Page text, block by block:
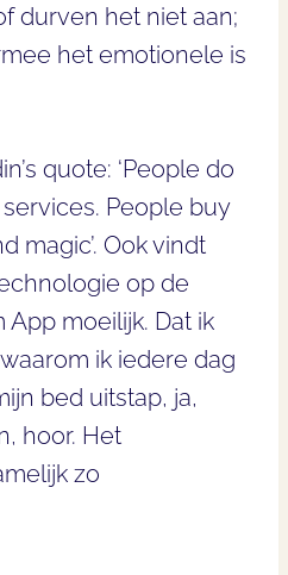
durven het niet aan;
het emotionele is
quote: ‘People do
People buy
magic’. Ook vindt
op de
moeilijk. Dat ik
ik iedere dag
bed uitstap, ja,
hoor. Het
zo